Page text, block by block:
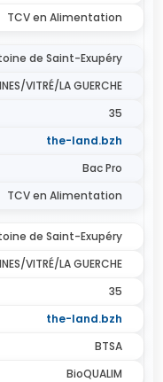
TCV en Alimentation
de Saint-Exupéry
VITRÉ/LA GUERCHE
35
the-land.bzh
Bac Pro
TCV en Alimentation
de Saint-Exupéry
VITRÉ/LA GUERCHE
35
the-land.bzh
BTSA
BioQUALIM